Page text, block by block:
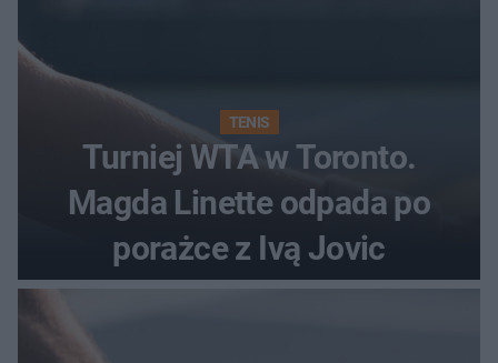
TENIS
Turniej WTA w Toronto.
Magda Linette odpada po
porażce z Ivą Jovic